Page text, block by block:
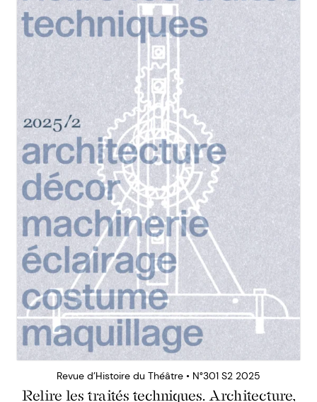
Revue d’Histoire du Théâtre • N°301 S2 2025
Relire les traités techniques. Architecture,